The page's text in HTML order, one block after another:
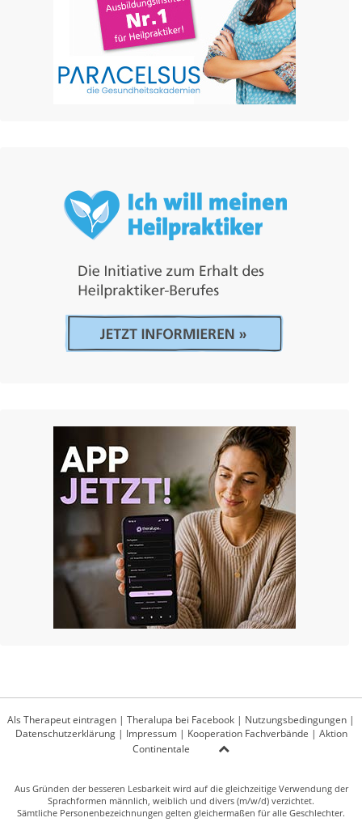
Als Therapeut eintragen | Theralupa bei Facebook | Nutzungsbedingungen |
Datenschutzerklärung| Impressum| Kooperation Fachverbände | Aktion
Continentale
Aus Gründen der besseren Lesbarkeit wird auf die gleichzeitige Verwendung der
Sprachformen männlich, weiblich und divers (m/w/d) verzichtet.
Sämtliche Personenbezeichnungen gelten gleichermaßen für alle Geschlechter.